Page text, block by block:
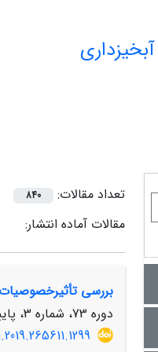
تعداد مقالات: 840
مقالات آماده انتشار:
بررسی
دوره 73، شماره 3، پاییز 1399، صفحه